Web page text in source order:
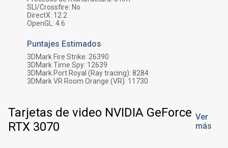
SLI/Crossfire: No
DirectX: 12.2
OpenGL: 4.6
Puntajes Estimados
3DMark Fire Strike: 26390
3DMark Time Spy: 12639
3DMark Port Royal (Ray tracing): 8284
3DMark VR Room Orange (VR): 11730
Tarjetas de video NVIDIA GeForce
RTX 3070
Ver
más